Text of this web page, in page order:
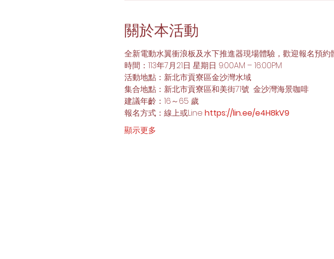
關於本活動
全新電動水翼衝浪板及水下推進器現場體驗，歡迎報名預約
時間：113年7月21日 星期日 9:00AM – 16:00PM
活動地點：新北市貢寮區金沙灣水域
集合地點：新北市貢寮區和美街71號  金沙灣海景咖啡
建議年齡：16～65 歲
報名方式：線上或Line https://lin.ee/e4H8kV9
顯示更多